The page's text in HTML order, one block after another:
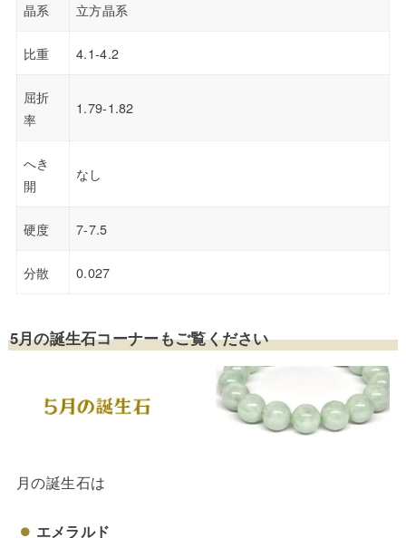
晶系 立方晶系
比重 4.1-4.2
屈折
率
1.79-1.82
へき
開
なし
硬度 7-7.5
分散 0.027
5月の誕生石コーナーもご覧ください
月の誕生石は
エメラルド